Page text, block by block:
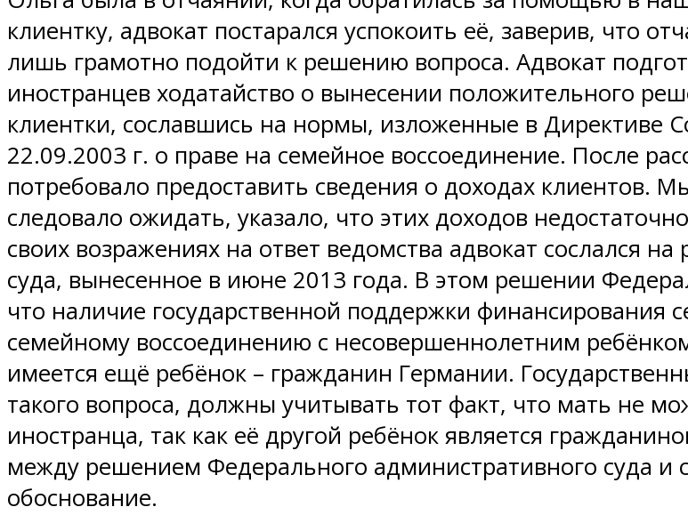
клиентку, адвокат постарался успокоить её, заверив, что
лишь грамотно подойти к решению вопроса. Адвокат
иностранцев ходатайство о вынесении положительного
клиентки, сославшись на нормы, изложенные в Директиве
22.09.2003 г. о праве на семейное воссоединение. После
потребовало предоставить сведения о доходах клиентов.
следовало ожидать, указало, что этих доходов
своих возражениях на ответ ведомства адвокат сослался
суда, вынесенное в июне 2013 года. В этом решении
что наличие государственной поддержки финансирования
семейному воссоединению с несовершеннолетним
имеется ещё ребёнок – гражданин Германии.
такого вопроса, должны учитывать тот факт, что мать не
иностранца, так как её другой ребёнок является
между решением Федерального административного суда и
обоснование.